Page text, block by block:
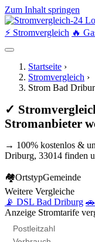
Zum Inhalt springen
⚡ Stromvergleich 🔥
Startseite ›
Stromvergleich ›
Strom Bad
✓
Stromanbieter
→ 100% kostenlos &
Driburg, 33014 finden
🏘OrtstypGemeinde
Weitere Vergleiche
📡 DSL Bad Driburg
Anzeige Stromtarife